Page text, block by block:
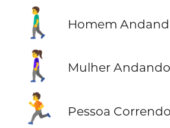
🚶‍♂️ Homem
🚶‍♀️ Mulher Andando
🏃 Pessoa Correndo